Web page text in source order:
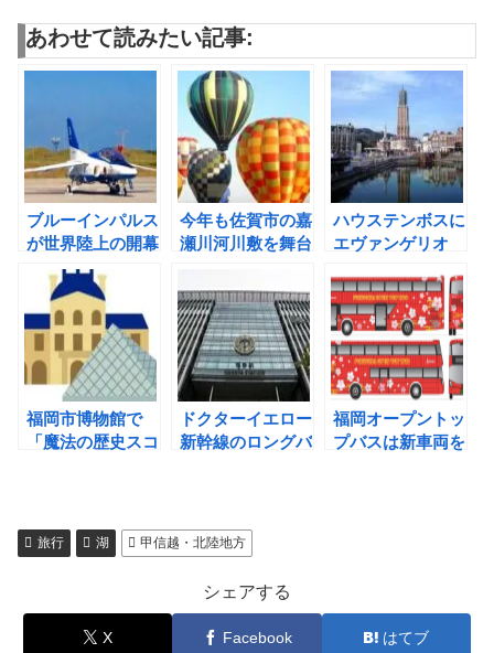
あわせて読みたい記事:
ブルーインパルス
が世界陸上の開幕
日に国立競技場の
上空を舞うよ
今年も佐賀市の嘉
瀬川河川敷を舞台
タがあるよ！
ハウステンボスに
エヴァンゲリオ
´26年春開業
福岡市博物館で
「魔法の歴史スコ
ドクターイエロー
新幹線のロングバ
福岡オープントッ
プバスは新車両を
旅行 湖 甲信越・北陸地方
シェアする
X Facebook はてブ